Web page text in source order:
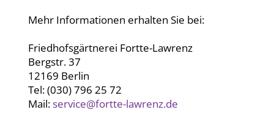
Mehr Informationen erhalten Sie bei:
Friedhofsgärtnerei Fortte-Lawrenz
Bergstr. 37
12169 Berlin
Tel: (030) 796 25 72
Mail: service@fortte-lawrenz.de